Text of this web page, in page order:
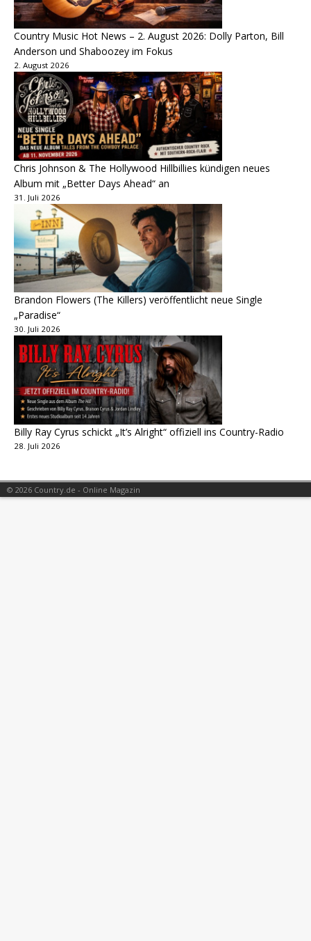
Country Music Hot News – 2. August 2026: Dolly Parton, Bill
Anderson und Shaboozey im Fokus
2. August 2026
Chris Johnson & The Hollywood Hillbillies kündigen neues
Album mit „Better Days Ahead“ an
31. Juli 2026
Brandon Flowers (The Killers) veröffentlicht neue Single
„Paradise“
30. Juli 2026
Billy Ray Cyrus schickt „It’s Alright“ offiziell ins Country-Radio
28. Juli 2026
© 2026 Country.de - Online Magazin